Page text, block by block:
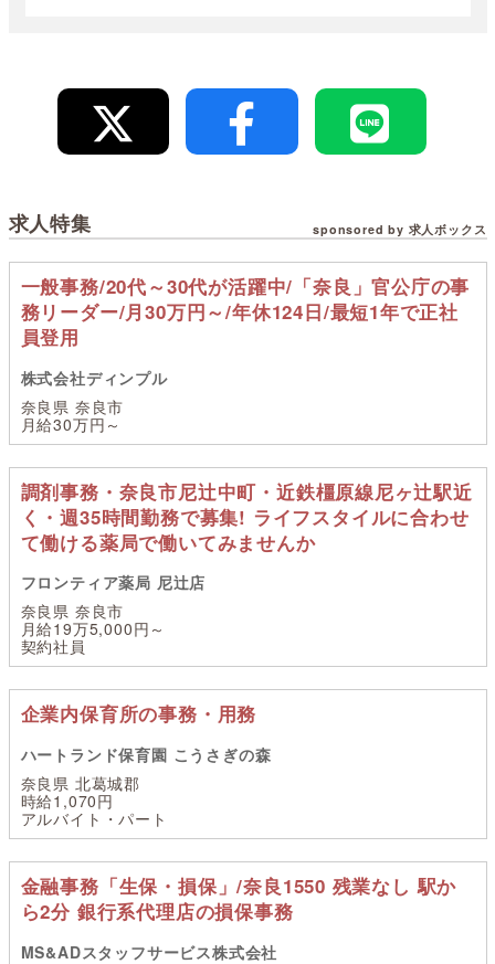
求人特集 sponsored by 求人ボックス
一般事務/20代～30代が活躍中/「奈良」官公庁の事
務リーダー/月30万円～/年休124日/最短1年で正社
員登用
株式会社ディンプル
奈良県 奈良市
月給30万円～
調剤事務・奈良市尼辻中町・近鉄橿原線尼ヶ辻駅近
く・週35時間勤務で募集! ライフスタイルに合わせ
て働ける薬局で働いてみませんか
フロンティア薬局 尼辻店
奈良県 奈良市
月給19万5,000円～
契約社員
企業内保育所の事務・用務
ハートランド保育園 こうさぎの森
奈良県 北葛城郡
時給1,070円
アルバイト・パート
金融事務「生保・損保」/奈良1550 残業なし 駅か
ら2分 銀行系代理店の損保事務
MS&ADスタッフサービス株式会社